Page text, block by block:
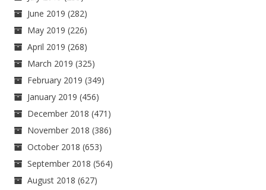
June 2019 (282)
May 2019 (226)
April 2019 (268)
March 2019 (325)
February 2019 (349)
January 2019 (456)
December 2018 (471)
November 2018 (386)
October 2018 (653)
September 2018 (564)
August 2018 (627)